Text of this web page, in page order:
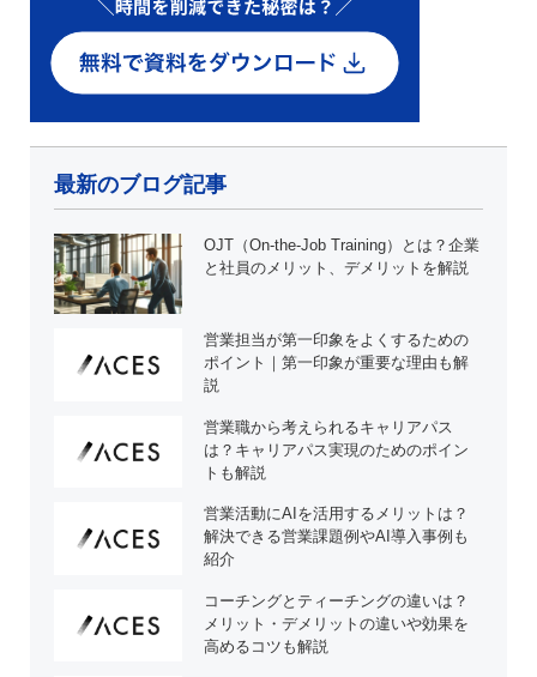
最新のブログ記事
OJT（On-the-Job Training）とは？企業
と社員のメリット、デメリットを解説
営業担当が第一印象をよくするための
ポイント｜第一印象が重要な理由も解
説
営業職から考えられるキャリアパス
は？キャリアパス実現のためのポイン
トも解説
営業活動にAIを活用するメリットは？
解決できる営業課題例やAI導入事例も
紹介
コーチングとティーチングの違いは？
メリット・デメリットの違いや効果を
高めるコツも解説